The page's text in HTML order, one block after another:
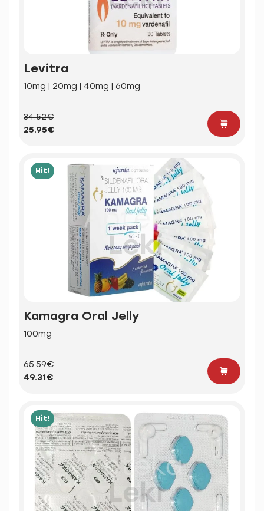
Levitra
10mg | 20mg | 40mg | 60mg
34.52€
25.95€
Hit!
Kamagra Oral Jelly
100mg
65.59€
49.31€
Hit!